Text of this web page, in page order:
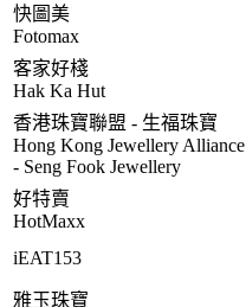
快圖美
Fotomax
客家好棧
Hak Ka Hut
香港珠寶聯盟 - 生福珠寶
Hong Kong Jewellery Alliance
- Seng Fook Jewellery
好特賣
HotMaxx
iEAT153
雅玉珠寶